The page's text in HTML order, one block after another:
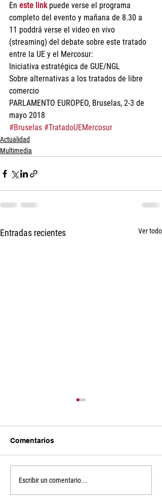
En este link puede verse el programa
completo del evento y mañana de 8.30 a
11 poddrá verse el video en vivo
(streaming) del debate sobre este tratado
entre la UE y el Mercosur:
Iniciativa estratégica de GUE/NGL
Sobre alternativas a los tratados de libre
comercio
PARLAMENTO EUROPEO, Bruselas, 2-3 de
mayo 2018
#Bruselas #TratadoUEMercosur
Actualidad
Multimedia
Entradas recientes Ver todo
Sin recursos no hay
política feminista. IV
Comentarios
Escribir un comentario...